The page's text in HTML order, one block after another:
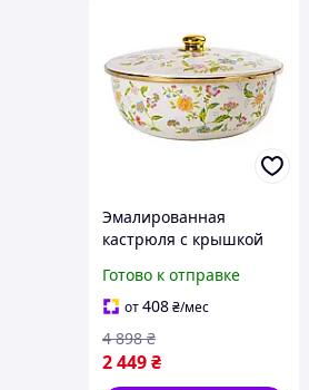
Эмалированная
кастрюля с крышкой
удобного
приготовления и
хранения блюд
Готово к отправке
от408₴/мес
2 449₴
4 898 ₴